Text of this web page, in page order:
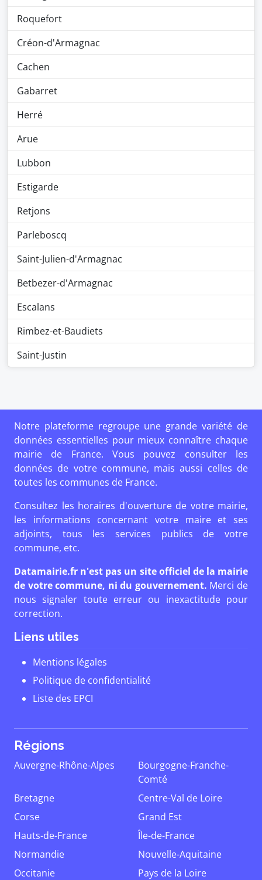
Roquefort
Créon-d'Armagnac
Cachen
Gabarret
Herré
Arue
Lubbon
Estigarde
Retjons
Parleboscq
Saint-Julien-d'Armagnac
Betbezer-d'Armagnac
Escalans
Rimbez-et-Baudiets
Saint-Justin
Notre plateforme regroupe une grande variété de
données essentielles pour mieux connaître chaque
mairie de France. Vous pouvez consulter les
données de votre commune, mais aussi celles de
toutes les communes de France.
Consultez les horaires d'ouverture de votre mairie,
les informations concernant votre maire et ses
adjoints, tous les services publics de votre
commune, etc.
Datamairie.fr n'est pas un site officiel de la mairie
de votre commune, ni du gouvernement. Merci de
nous signaler toute erreur ou inexactitude pour
correction.
Liens utiles
Mentions légales
Politique de confidentialité
Liste des EPCI
Régions
Auvergne-Rhône-Alpes
Bourgogne-Franche-
Comté
Bretagne
Centre-Val de Loire
Corse
Grand Est
Hauts-de-France
Île-de-France
Normandie
Nouvelle-Aquitaine
Occitanie
Pays de la Loire